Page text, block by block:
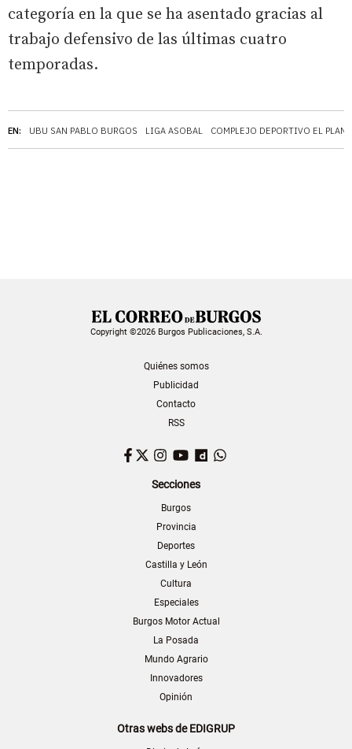
EN: UBU SAN PABLO BURGOS LIGA ASOBAL COMPLEJO DEPORTIVO EL
categoría en la que se ha asentado gracias al
trabajo defensivo de las últimas cuatro
temporadas.
Copyright ©2026 Burgos Publicaciones, S.A.
Quiénes somos
Publicidad
Contacto
RSS
Facebook
TwitterInstagram
YouTubeDailymotion
Secciones
Burgos
Provincia
Deportes
Castilla y León
Cultura
Especiales
Burgos Motor Actual
La Posada
Mundo Agrario
Innovadores
Opinión
Otras webs de EDIGRUP